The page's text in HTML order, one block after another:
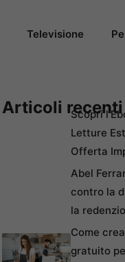
Televisione
Articoli recenti
Scopri
Letture
Offerta
Abel
contro la
la
Come
gratuito